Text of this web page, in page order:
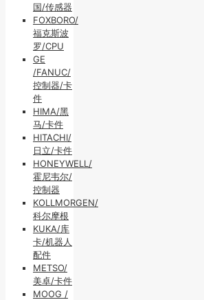
国/传感器
FOXBORO/
福克斯波
罗/CPU
GE
/FANUC/
控制器/卡
件
HIMA/黑
马/卡件
HITACHI/
日立/卡件
HONEYWELL/
霍尼韦尔/
控制器
KOLLMORGEN/
科尔摩根
KUKA/库
卡/机器人
配件
METSO/
美卓/卡件
MOOG /